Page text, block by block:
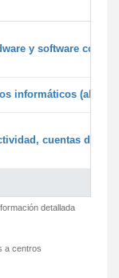
y software
informáticos
cuentas de
detallada
a centros